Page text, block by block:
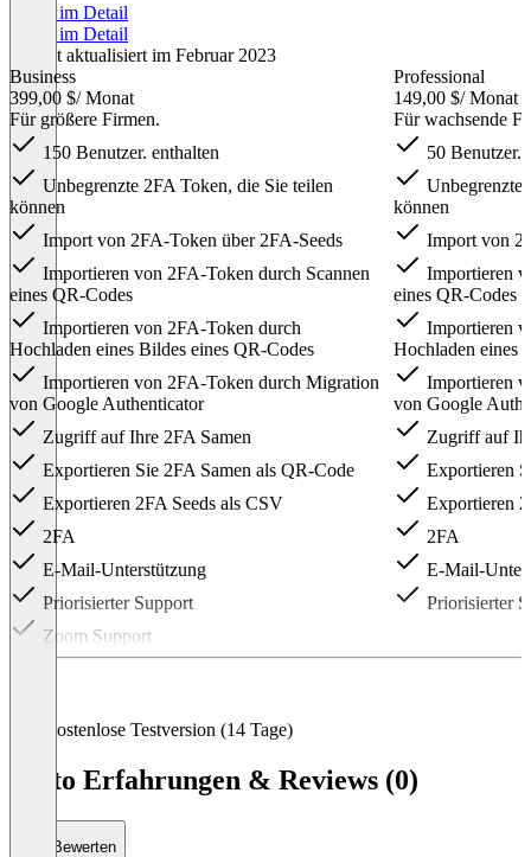
Preise im Detail
Preise im Detail
Zuletzt aktualisiert im Februar 2023
Business
399,00 $/ Monat
Für größere Firmen.
150 Benutzer. enthalten
Unbegrenzte 2FA Token, die Sie teilen
können
Import von 2FA-Token über 2FA-Seeds
Importieren von 2FA-Token durch Scannen
eines QR-Codes
Importieren von 2FA-Token durch
Hochladen eines Bildes eines QR-Codes
Importieren von 2FA-Token durch Migration
von Google Authenticator
Zugriff auf Ihre 2FA Samen
Exportieren Sie 2FA Samen als QR-Code
Exportieren 2FA Seeds als CSV
2FA
E-Mail-Unterstützung
Priorisierter Support
Zoom Support
Professional
149,00 $/ Monat
Für wachsende
50 Benutzer.
Unbegrenzte
können
Import von
Importieren
eines QR-Codes
Importieren
Hochladen eines
Importieren
von Google
Zugriff auf
Exportieren
Exportieren
2FA
E-Mail-
Priorisierter
Kostenlose Testversion (14 Tage)
Daito Erfahrungen & Reviews (0)
Bewerten